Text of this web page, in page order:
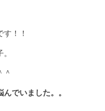
！！
＾
でいました。。